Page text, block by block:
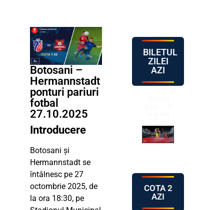
Botosani –
Hermannstadt
ponturi pariuri
fotbal
27.10.2025
Introducere
Botosani și
Hermannstadt se
întâlnesc pe 27
octombrie 2025, de
la ora 18:30, pe
BILETUL
ZILEI
AZI
COTA 2
AZI